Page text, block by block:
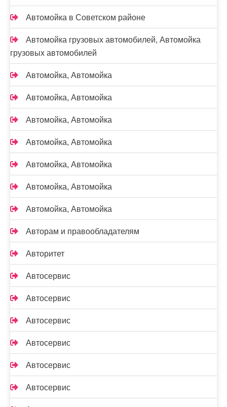
Автомойка в Советском районе
Автомойка грузовых автомобилей, Автомойка
грузовых автомобилей
Автомойка, Автомойка
Автомойка, Автомойка
Автомойка, Автомойка
Автомойка, Автомойка
Автомойка, Автомойка
Автомойка, Автомойка
Автомойка, Автомойка
Авторам и правообладателям
Авторитет
Автосервис
Автосервис
Автосервис
Автосервис
Автосервис
Автосервис